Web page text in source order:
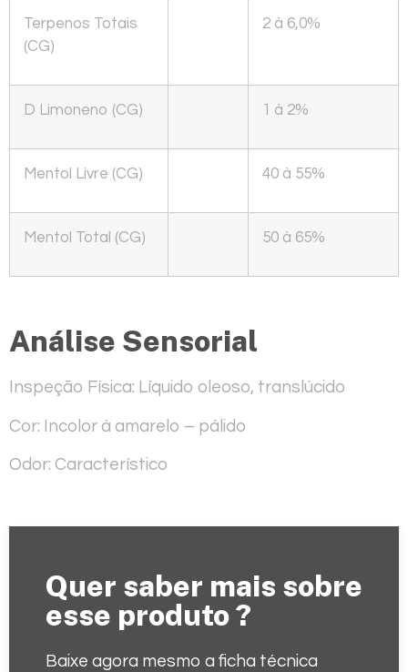
Quer saber mais sobre
esse produto ?
Baixe agora mesmo a ficha técnica
Terpenos Totais
(CG)
2 à 6,0%
D Limoneno (CG) 1 à 2%
Mentol Livre (CG) 40 à 55%
Mentol Total (CG) 50 à 65%
Análise Sensorial
Inspeção Física: Líquido oleoso, translúcido
Cor: Incolor à amarelo – pálido
Odor: Característico